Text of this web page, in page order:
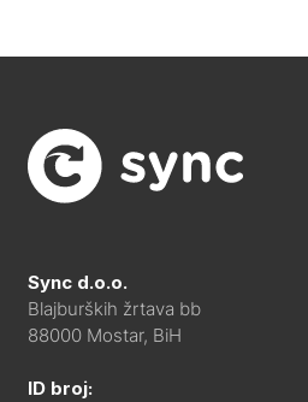
Sync d.o.o.
Blajburških žrtava bb
88000 Mostar, BiH
ID broj: